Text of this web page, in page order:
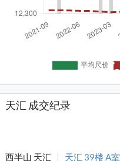
天汇 成交纪录
西半山 天汇 |
天汇 39楼 A室